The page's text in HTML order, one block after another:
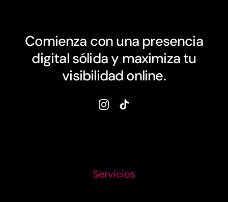
Comienza con una presencia
digital sólida y maximiza tu
visibilidad online.
Servicios